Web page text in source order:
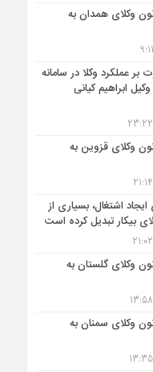
وکلای همدان به
عملکرد وکلا در سامانه
ابراهیم کیانی
وکلای قزوین به
اشتغال، بسیاری از
بیکار تبدیل کرده است
وکلای گلستان به
وکلای سمنان به